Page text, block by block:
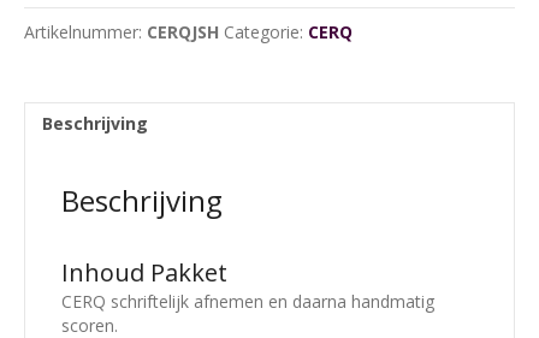
25
stuks,
aantal
Artikelnummer: CERQJSH Categorie: CERQ
Beschrijving
Beschrijving
Inhoud Pakket
CERQ schriftelijk afnemen en daarna handmatig
scoren.